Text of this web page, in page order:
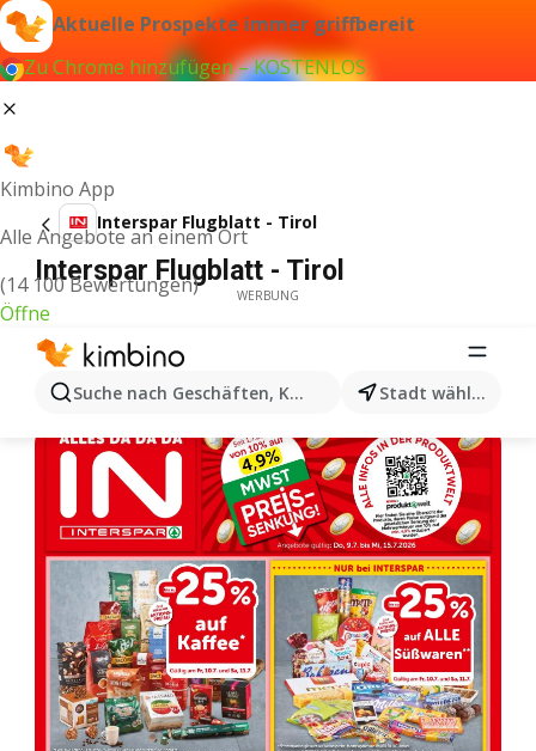
Aktuelle Prospekte immer griffbereit
Zu Chrome hinzufügen – KOSTENLOS
Kimbino App
Alle Angebote an einem Ort
(14 100 Bewertungen)
Öffne
Suche nach Geschäften, Kategorien, Produkten...
Stadt wählen
Interspar Flugblatt - Tirol
Interspar Flugblatt - Tirol
WERBUNG